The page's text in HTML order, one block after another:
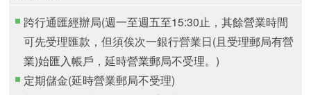
跨行通匯經辦局(週一至週五至15:30止，其餘營業時間
可先受理匯款，但須俟次一銀行營業日(且受理郵局有營
業)始匯入帳戶，延時營業郵局不受理。)
定期儲金(延時營業郵局不受理)